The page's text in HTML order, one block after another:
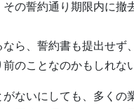
の誓約通り期限内に撤
ら、誓約書も提出せず
のことなのかもしれな
ないにしても、多くの